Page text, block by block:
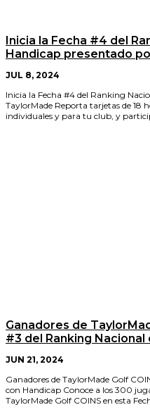
Inicia la Fecha #4 del
Handicap presentado
JUL 8, 2024
Inicia la Fecha #4 del Ranking
TaylorMade Reporta tarjetas de 18
individuales y para tu club, y
Ganadores de
#3 del Ranking Nacional
JUN 21, 2024
Ganadores de TaylorMade Golf
con Handicap Conoce a los 300
TaylorMade Golf COINS en esta